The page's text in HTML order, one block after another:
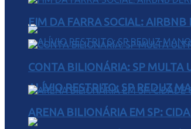
ALÍVIO RESTRITO: SP REDUZ
FIM DA FARRA SOCIAL: AIRBNB
CONTA BILIONÁRIA: SP MULTA
ARENA BILIONÁRIA EM SP: